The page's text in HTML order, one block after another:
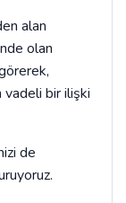
alan
olan
vadeli bir ilişki
de